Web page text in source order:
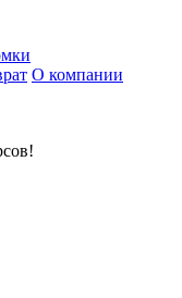
О компании